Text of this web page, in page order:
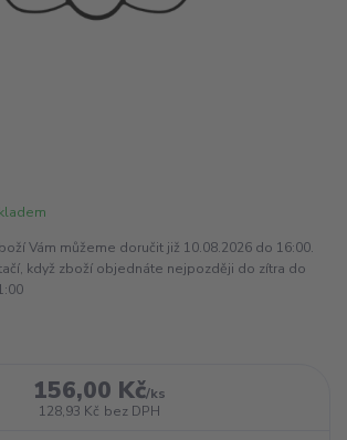
Vám můžeme doručit již 10.08.2026 do 16:00.
když zboží objednáte nejpozději do zítra do
156,00 Kč/ks
128,93 Kč bez DPH